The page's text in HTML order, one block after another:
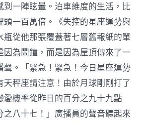
到一陣眩暈。泊車維度的生活，比
頭一百萬倍。《失控的星座運勢與
瓶從他那張覆蓋著七層舊報紙的單
因為鬧鐘，而是因為屋頂傳來了一
聲。「緊急！緊急！今日星座運勢
天秤座請注意！由於月球剛剛打了
愛機率從昨日的百分之九十九點
之八十七！」廣播員的聲音聽起來